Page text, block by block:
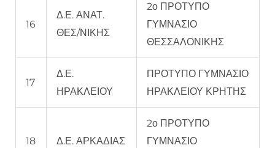
16
Δ.Ε. ΑΝΑΤ.
ΘΕΣ/ΝΙΚΗΣ
2ο ΠΡΟΤΥΠΟ
ΓΥΜΝΑΣΙΟ
ΘΕΣΣΑΛΟΝΙΚΗΣ
17
Δ.Ε.
ΗΡΑΚΛΕΙΟΥ
ΠΡΟΤΥΠΟ ΓΥΜΝΑΣΙΟ
ΗΡΑΚΛΕΙΟΥ ΚΡΗΤΗΣ
18 Δ.Ε. ΑΡΚΑΔΙΑΣ
2ο ΠΡΟΤΥΠΟ
ΓΥΜΝΑΣΙΟ